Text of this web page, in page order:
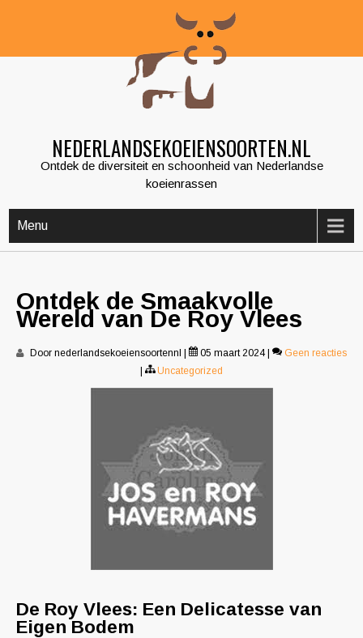
NEDERLANDSEKOEIENSOORTEN.NL
Ontdek de diversiteit en schoonheid van Nederlandse
koeienrassen
Menu
Ontdek de Smaakvolle
Wereld van De Roy Vlees
Door nederlandsekoeiensoortennl 05 maart 2024
Geen reacties
Uncategorized
De Roy Vlees: Een Delicatesse van
Eigen Bodem